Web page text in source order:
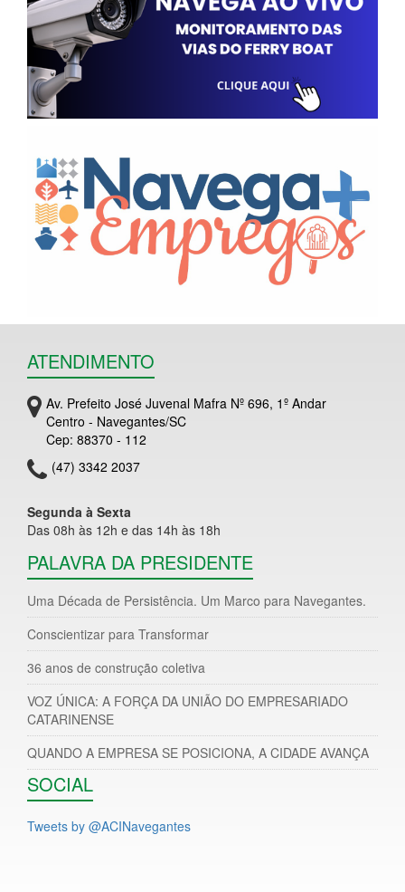
ATENDIMENTO
Av. Prefeito José Juvenal Mafra Nº 696, 1º Andar
Centro - Navegantes/SC
Cep: 88370 - 112
(47) 3342 2037
Segunda à Sexta
Das 08h às 12h e das 14h às 18h
PALAVRA DA PRESIDENTE
Uma Década de Persistência. Um Marco para Navegantes.
Conscientizar para Transformar
36 anos de construção coletiva
VOZ ÚNICA: A FORÇA DA UNIÃO DO EMPRESARIADO
CATARINENSE
QUANDO A EMPRESA SE POSICIONA, A CIDADE AVANÇA
SOCIAL
Tweets by @ACINavegantes